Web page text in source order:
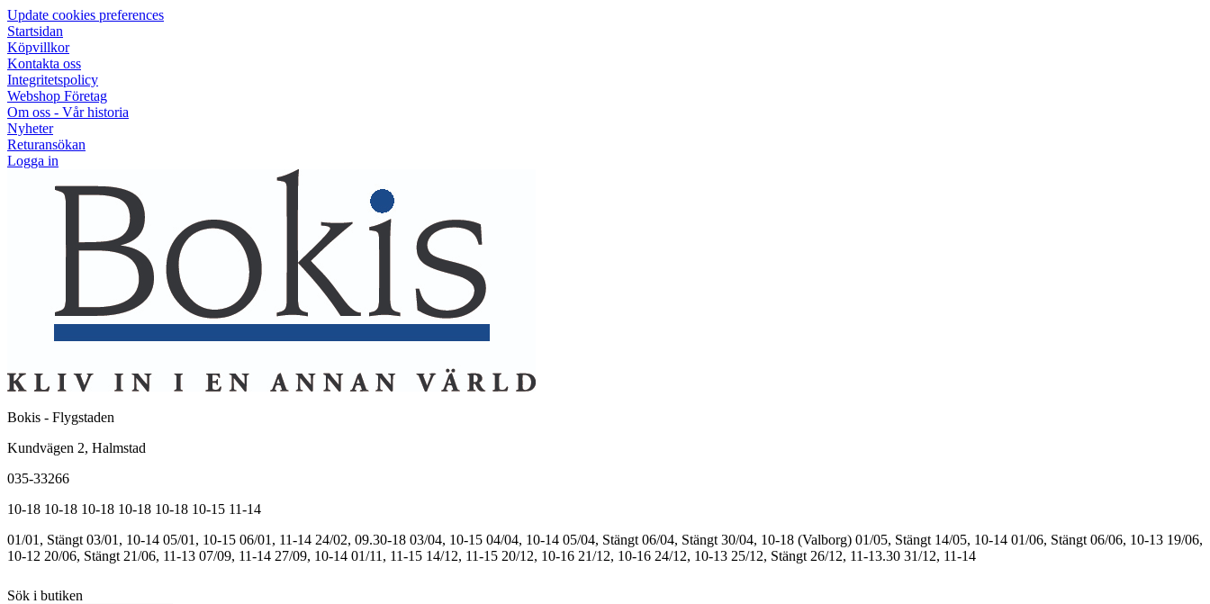
Update cookies preferences
Startsidan
Köpvillkor
Kontakta oss
Integritetspolicy
Webshop Företag
Om oss - Vår historia
Nyheter
Returansökan
Logga in
Bokis - Flygstaden
Kundvägen 2, Halmstad
035-33266
10-18 10-18 10-18 10-18 10-18 10-15 11-14
01/01, Stängt 03/01, 10-14 05/01, 10-15 06/01, 11-14 24/02, 09.30-18 03/04, 10-15 04/04, 10-14 05/04, Stängt 06/04, Stängt 30/04, 10-18 (Valborg) 01/05, Stängt 14/05, 10-14 01/06, Stängt 06/06, 10-13 19/06,
10-12 20/06, Stängt 21/06, 11-13 07/09, 11-14 27/09, 10-14 01/11, 11-15 14/12, 11-15 20/12, 10-16 21/12, 10-16 24/12, 10-13 25/12, Stängt 26/12, 11-13.30 31/12, 11-14
Sök i butiken